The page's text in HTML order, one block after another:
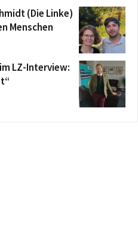
(Die Linke)
Menschen
LZ-Interview: